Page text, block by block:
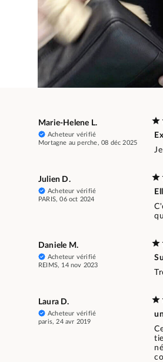
Marie-Helene L.
Acheteur vérifié
Mortagne au perche, 08 déc 2025
Julien D.
Acheteur vérifié
PARIS, 06 oct 2024
Daniele M.
Acheteur vérifié
REIMS, 14 nov 2023
Laura D.
Acheteur vérifié
paris, 24 avr 2019